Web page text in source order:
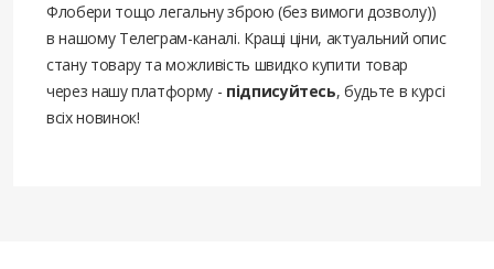
Флобери тощо легальну зброю (без вимоги дозволу))
в нашому Телеграм-каналі. Кращі ціни, актуальний опис
стану товару та можливість швидко купити товар
через нашу платформу - підписуйтесь, будьте в курсі
всіх новинок!